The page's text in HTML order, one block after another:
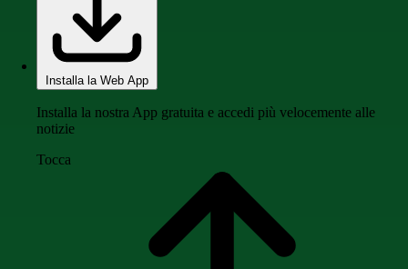
Installa la Web App
Installa la nostra App gratuita e accedi più velocemente alle
notizie
Tocca